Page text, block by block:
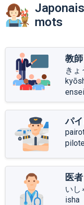
mots
教師
きょ
パ
医者
いし
isha